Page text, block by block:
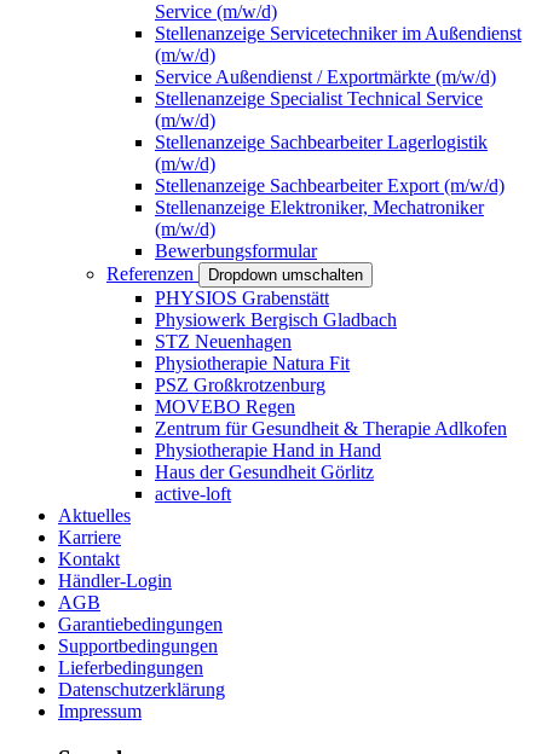
Service (m/w/d)
Stellenanzeige Servicetechniker im Außendienst
(m/w/d)
Service Außendienst / Exportmärkte (m/w/d)
Stellenanzeige Specialist Technical Service
(m/w/d)
Stellenanzeige Sachbearbeiter Lagerlogistik
(m/w/d)
Stellenanzeige Sachbearbeiter Export (m/w/d)
Stellenanzeige Elektroniker, Mechatroniker
(m/w/d)
Bewerbungsformular
Referenzen
Dropdown umschalten
PHYSIOS Grabenstätt
Physiowerk Bergisch Gladbach
STZ Neuenhagen
Physiotherapie Natura Fit
PSZ Großkrotzenburg
MOVEBO Regen
Zentrum für Gesundheit & Therapie Adlkofen
Physiotherapie Hand in Hand
Haus der Gesundheit Görlitz
active-loft
Aktuelles
Karriere
Kontakt
Händler-Login
AGB
Garantiebedingungen
Supportbedingungen
Lieferbedingungen
Datenschutzerklärung
Impressum